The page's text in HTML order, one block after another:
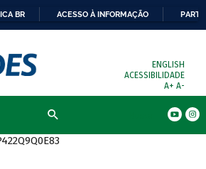
BR ACESSO À INFORMAÇÃO
ENGLISH
ACESSIBILIDADE
A+ A-